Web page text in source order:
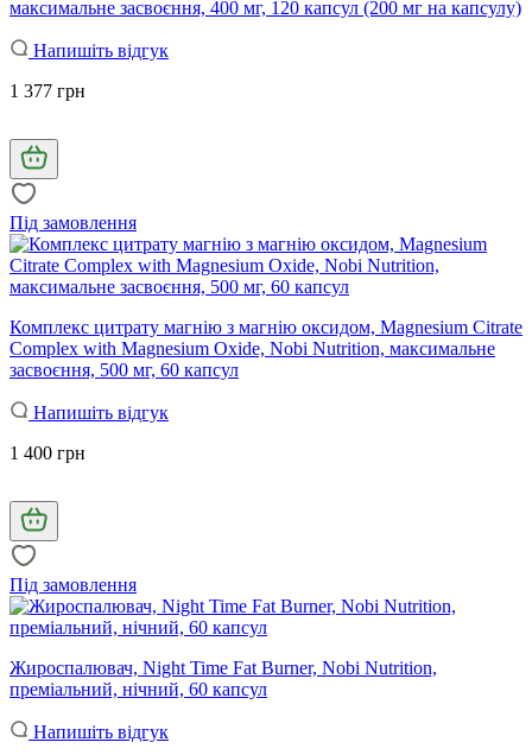
максимальне засвоєння, 400 мг, 120 капсул (200 мг на капсулу)
Напишіть відгук
1 377 грн
Під замовлення
Комплекс цитрату магнію з магнію оксидом, Magnesium Citrate
Complex with Magnesium Oxide, Nobi Nutrition, максимальне
засвоєння, 500 мг, 60 капсул
Напишіть відгук
1 400 грн
Під замовлення
Жироспалювач, Night Time Fat Burner, Nobi Nutrition,
преміальний, нічний, 60 капсул
Напишіть відгук